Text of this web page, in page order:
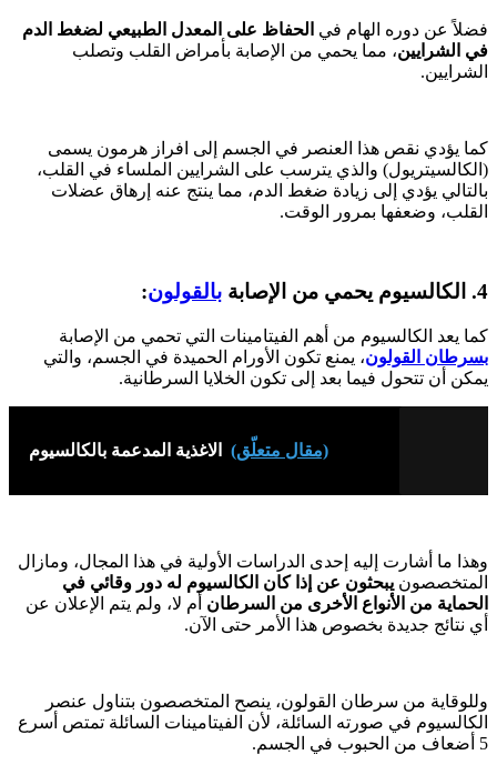
فضلاً عن دوره الهام في الحفاظ على المعدل الطبيعي لضغط الدم
في الشرايين، مما يحمي من الإصابة بأمراض القلب وتصلب
الشرايين.
كما يؤدي نقص هذا العنصر في الجسم إلى افراز هرمون يسمى
(الكالسيتريول) والذي يترسب على الشرايين الملساء في القلب،
بالتالي يؤدي إلى زيادة ضغط الدم، مما ينتج عنه إرهاق عضلات
القلب، وضعفها بمرور الوقت.
4. الكالسيوم يحمي من الإصابة بالقولون:
كما يعد الكالسيوم من أهم الفيتامينات التي تحمي من الإصابة
بسرطان القولون، يمنع تكون الأورام الحميدة في الجسم، والتي
يمكن أن تتحول فيما بعد إلى تكون الخلايا السرطانية.
(مقال متعلّق) الاغذية المدعمة بالكالسيوم
وهذا ما أشارت إليه إحدى الدراسات الأولية في هذا المجال، ومازال
المتخصصون يبحثون عن إذا كان الكالسيوم له دور وقائي في
الحماية من الأنواع الأخرى من السرطان أم لا، ولم يتم الإعلان عن
أي نتائج جديدة بخصوص هذا الأمر حتى الآن.
وللوقاية من سرطان القولون، ينصح المتخصصون بتناول عنصر
الكالسيوم في صورته السائلة، لأن الفيتامينات السائلة تمتص أسرع
5 أضعاف من الحبوب في الجسم.